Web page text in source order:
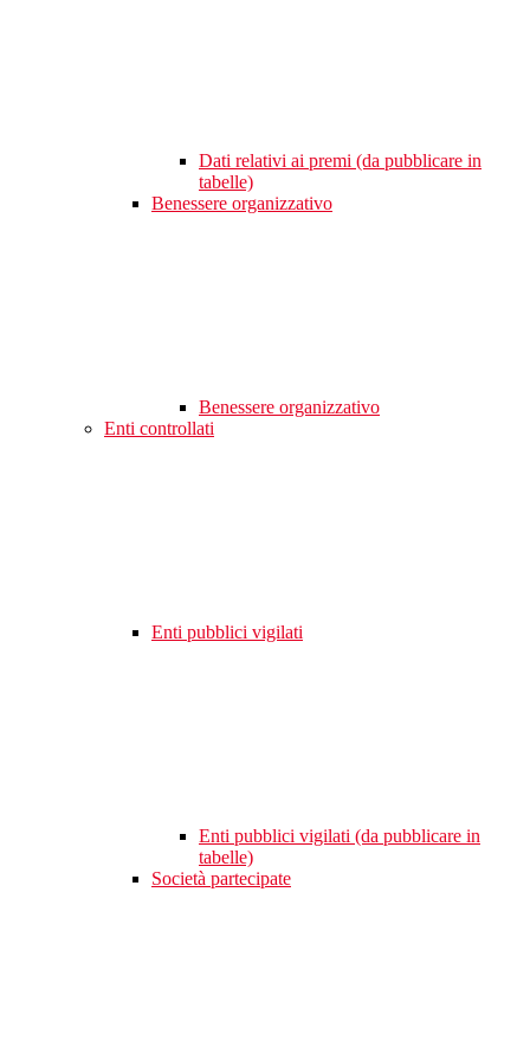
Dati relativi ai premi (da pubblicare in
tabelle)
Benessere organizzativo
Benessere organizzativo
Enti controllati
Enti pubblici vigilati
Enti pubblici vigilati (da pubblicare in
tabelle)
Società partecipate